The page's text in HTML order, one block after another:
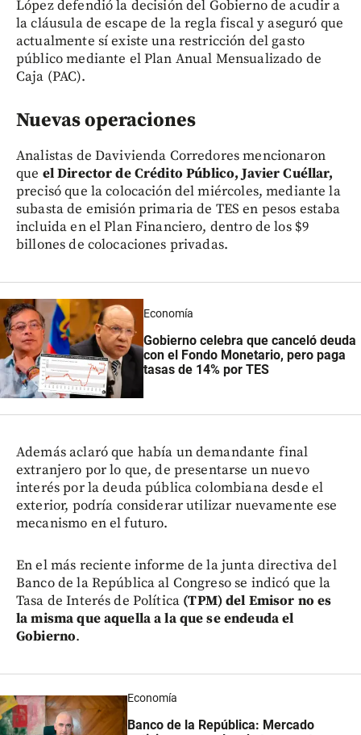
López defendió la decisión del Gobierno de acudir a
la cláusula de escape de la regla fiscal y aseguró que
actualmente sí existe una restricción del gasto
público mediante el Plan Anual Mensualizado de
Caja (PAC).
Nuevas operaciones
Analistas de Davivienda Corredores mencionaron
que el Director de Crédito Público, Javier Cuéllar,
precisó que la colocación del miércoles, mediante la
subasta de emisión primaria de TES en pesos estaba
incluida en el Plan Financiero, dentro de los $9
billones de colocaciones privadas.
Economía
Gobierno celebra que canceló deuda
con el Fondo Monetario, pero paga
tasas de 14% por TES
Además aclaró que había un demandante final
extranjero por lo que, de presentarse un nuevo
interés por la deuda pública colombiana desde el
exterior, podría considerar utilizar nuevamente ese
mecanismo en el futuro.
En el más reciente informe de la junta directiva del
Banco de la República al Congreso se indicó que la
Tasa de Interés de Política (TPM) del Emisor no es
la misma que aquella a la que se endeuda el
Gobierno.
Economía
Banco de la República: Mercado